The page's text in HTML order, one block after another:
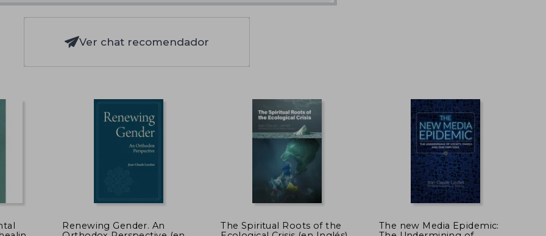
Ver chat recomendador
Renewing Gender. An
The Spiritual Roots of the
The new Media Epidemic: